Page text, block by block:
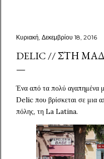
Κυριακή, Δεκεμβρίου 18, 2016
DELIC // ΣΤΗ
Ένα από τα πολύ αγαπημένα
Delic που βρίσκεται σε μια
πόλης, τη La Latina.